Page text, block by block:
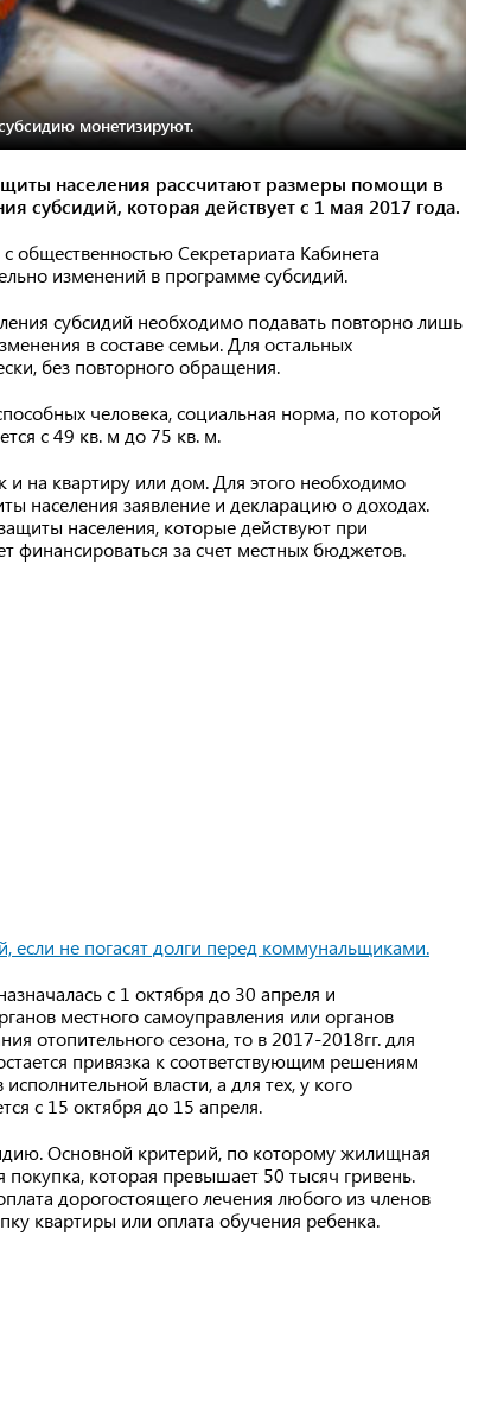
монетизируют.
населения рассчитают размеры помощи в
субсидий, которая действует с 1 мая 2017 года.
Секретариата Кабинета
изменений в программе субсидий.
субсидий необходимо подавать повторно лишь
в составе семьи. Для остальных
без повторного обращения.
человека, социальная норма, по которой
с 49 кв. м до 75 кв. м.
на квартиру или дом. Для этого необходимо
населения заявление и декларацию о доходах.
населения, которые действуют при
финансироваться за счет местных бюджетов.
если не погасят долги перед коммунальщиками.
с 1 октября до 30 апреля и
местного самоуправления или органов
отопительного сезона, то в 2017-2018гг. для
привязка к соответствующим решениям
власти, а для тех, у кого
с 15 октября до 15 апреля.
Основной критерий, по которому жилищная
покупка, которая превышает 50 тысяч гривень.
дорогостоящего лечения любого из членов
квартиры или оплата обучения ребенка.